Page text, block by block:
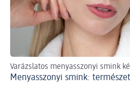
Varázslatos menyasszonyi smink
Menyasszonyi smink: